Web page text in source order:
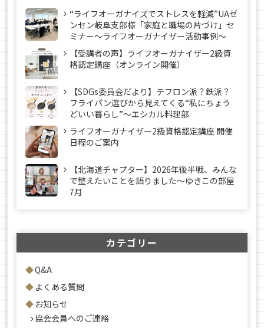
“ライフオーガナイズでストレスを軽減”UAゼ
ンセン岐阜支部様「家庭と職場の片づけ」セ
ミナー～ライフオーガナイザー活動事例〜
【受講者の声】ライフオーガナイザー2級資
格認定講座（オンライン開催）
【SDGs委員会だより】テフロン派？鉄派？
フライパン選びから見えてくる“私にちょう
どいい暮らし”～エシカル料理部
ライフオーガナイザー2級資格認定講座 開催
日程のご案内
【北海道チャプター】2026年後半戦、みんな
で整えたいことを語りました～ゆきこの部屋
7月
カテゴリー
Q&A
よくある質問
お知らせ
協会会員へのご連絡